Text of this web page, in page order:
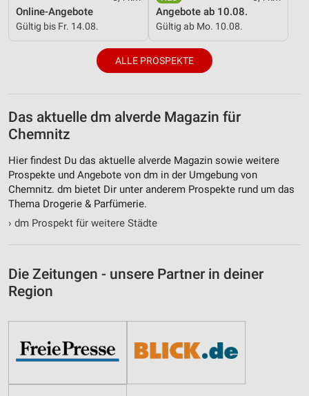
Online-Angebote
Gültig bis Fr. 14.08.
Angebote ab 10.08.
Gültig ab Mo. 10.08.
ALLE PROSPEKTE
Das aktuelle dm alverde Magazin für
Chemnitz
Hier findest Du das aktuelle alverde Magazin sowie weitere
Prospekte und Angebote von dm in der Umgebung von
Chemnitz. dm bietet Dir unter anderem Prospekte rund um das
Thema Drogerie & Parfümerie.
› dm Prospekt für weitere Städte
Die Zeitungen - unsere Partner in deiner
Region
Informationen identifizieren
Nicht-IAB-Verarbeitungszwecke:
Funktional
Werbung